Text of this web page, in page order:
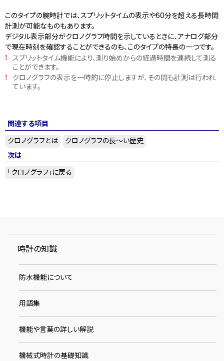
このタイプの腕時計では、スプリットタイムの表示や60分を超える長時間
計測が可能なものもあります。
デジタル表示部分がクロノグラフ時間を示しているときに、アナログ部分
で現在時刻を確認することができるのも、このタイプの特長の一つです。
!
スプリットタイム機能により、測り始めからの経過時間を連続して測る
ことができます。
!
クロノグラフの表示を一時的に停止しますが、その間も計測は行われ
ています。
関連する項目
クロノグラフとは
クロノグラフの長～い歴史
次は
「クロノグラフ」に戻る
時計の知識
防水機能について
用語集
機能や言葉の詳しい解説
機械式時計の基礎知識